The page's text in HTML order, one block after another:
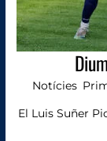
Notícies
El Luis Suñer